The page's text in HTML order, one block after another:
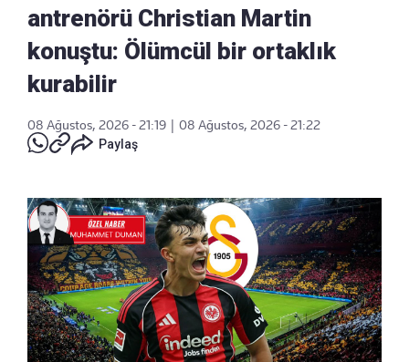
antrenörü Christian Martin
konuştu: Ölümcül bir ortaklık
kurabilir
08 Ağustos, 2026 - 21:19
08 Ağustos, 2026 - 21:22
Paylaş